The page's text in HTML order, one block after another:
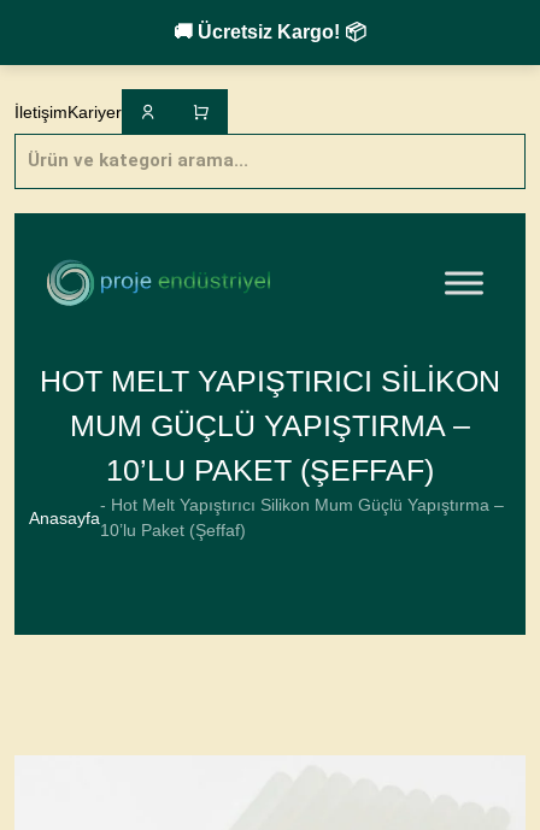
🚚 Ücretsiz Kargo! 📦
content
search
İletişimKariyer
HOT MELT YAPIŞTIRICI SILIKON
MUM GÜÇLÜ YAPIŞTIRMA –
10’LU PAKET (ŞEFFAF)
Anasayfa
- Hot Melt Yapıştırıcı Silikon Mum Güçlü Yapıştırma –
10’lu Paket (Şeffaf)